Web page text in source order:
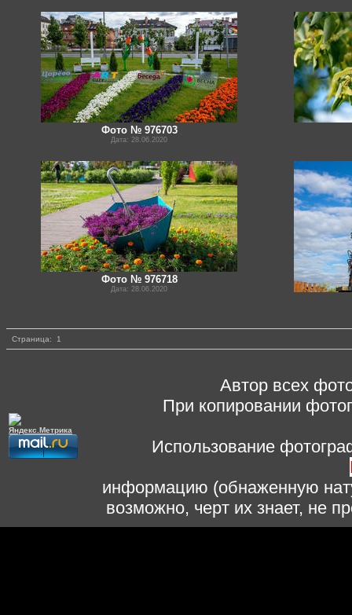
Фото № 976703
Дата: 28.06.2020
Фото № 976718
Дата: 28.06.2020
Страница: 1
Автор всех
При копировании
Использование
информацию (обнаженную
возможно, черт их знает, не